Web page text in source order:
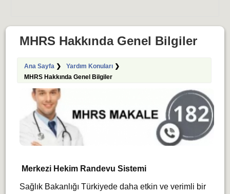
MHRS Hakkında Genel Bilgiler
Ana Sayfa❯ Yardım Konuları❯
MHRS Hakkında Genel Bilgiler
Merkezi Hekim Randevu Sistemi
Sağlık Bakanlığı Türkiyede daha etkin ve verimli bir